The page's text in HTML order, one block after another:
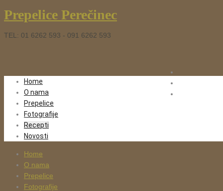
Prepelice Perečinec
TEL: 01 6262 593 - 091 6262 593
Home
O nama
Prepelice
Fotografije
Recepti
Novosti
Home
O nama
Prepelice
Fotografije